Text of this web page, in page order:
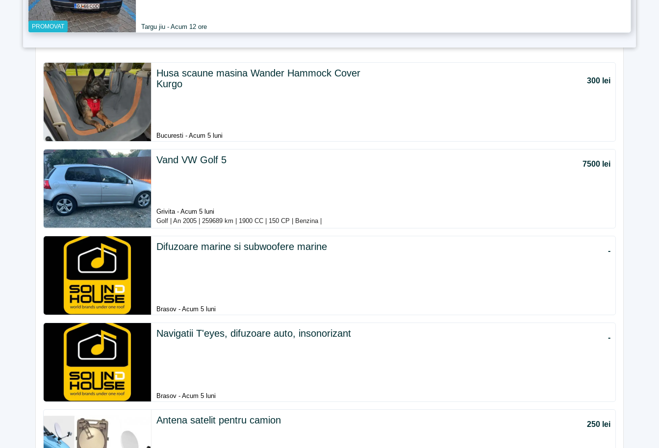
PROMOVAT Targu jiu - Acum 12 ore
Husa scaune masina Wander Hammock Cover
Kurgo
300 lei
Bucuresti - Acum 5 luni
Vand VW Golf 5 7500 lei
Grivita - Acum 5 luni
Golf | An 2005 | 259689 km | 1900 CC | 150 CP | Benzina |
Difuzoare marine si subwoofere marine -
Brasov - Acum 5 luni
Navigatii T'eyes, difuzoare auto, insonorizant -
Brasov - Acum 5 luni
Antena satelit pentru camion 250 lei